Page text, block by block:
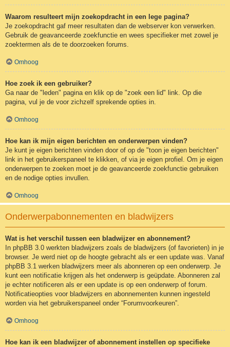
Waarom resulteert mijn zoekopdracht in een lege pagina?
Je zoekopdracht gaf meer resultaten dan de webserver kon verwerken.
Gebruik de geavanceerde zoekfunctie en wees specifieker met zowel je
zoektermen als de te doorzoeken forums.
Omhoog
Hoe zoek ik een gebruiker?
Ga naar de "leden" pagina en klik op de "zoek een lid" link. Op die
pagina, vul je de voor zichzelf sprekende opties in.
Omhoog
Hoe kan ik mijn eigen berichten en onderwerpen vinden?
Je kunt je eigen berichten vinden door of op de "toon je eigen berichten"
link in het gebruikerspaneel te klikken, of via je eigen profiel. Om je eigen
onderwerpen te zoeken moet je de geavanceerde zoekfunctie gebruiken
en de nodige opties invullen.
Omhoog
Onderwerpabonnementen en bladwijzers
Wat is het verschil tussen een bladwijzer en abonnement?
In phpBB 3.0 werkten bladwijzers zoals de bladwijzers (of favorieten) in je
browser. Je werd niet op de hoogte gebracht als er een update was. Vanaf
phpBB 3.1 werken bladwijzers meer als abonneren op een onderwerp. Je
kunt een notificatie krijgen als het onderwerp is geüpdate. Abonneren zal
je echter notificeren als er een update is op een onderwerp of forum.
Notificatieopties voor bladwijzers en abonnementen kunnen ingesteld
worden via het gebruikerspaneel onder “Forumvoorkeuren”.
Omhoog
Hoe kan ik een bladwijzer of abonnement instellen op specifieke